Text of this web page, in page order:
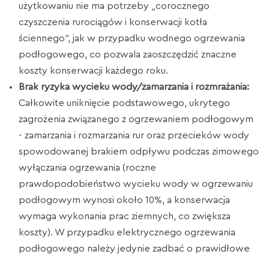
użytkowaniu nie ma potrzeby „corocznego
czyszczenia rurociągów i konserwacji kotła
ściennego”, jak w przypadku wodnego ogrzewania
podłogowego, co pozwala zaoszczędzić znaczne
koszty konserwacji każdego roku.
Brak ryzyka wycieku wody/zamarzania i rozmrażania:
Całkowite uniknięcie podstawowego, ukrytego
zagrożenia związanego z ogrzewaniem podłogowym
- zamarzania i rozmarzania rur oraz przecieków wody
spowodowanej brakiem odpływu podczas zimowego
wyłączania ogrzewania (roczne
prawdopodobieństwo wycieku wody w ogrzewaniu
podłogowym wynosi około 10%, a konserwacja
wymaga wykonania prac ziemnych, co zwiększa
koszty). W przypadku elektrycznego ogrzewania
podłogowego należy jedynie zadbać o prawidłowe